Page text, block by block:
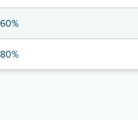
60%
80%